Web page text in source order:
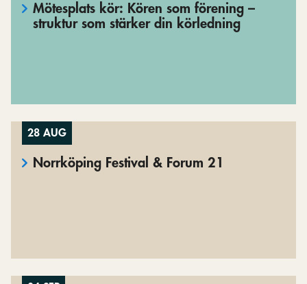
Mötesplats kör: Kören som förening –
struktur som stärker din körledning
28 AUG
Norrköping Festival & Forum 21